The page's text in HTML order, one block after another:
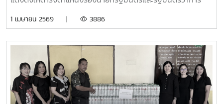
ณ วันที่ 30 มีนาคม 2569
1 เมษายน 2569 | 3886